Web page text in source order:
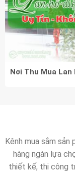
Nơi Thu Mua
Kênh mua sắm
hàng ngàn lựa
thiết kế, thi công